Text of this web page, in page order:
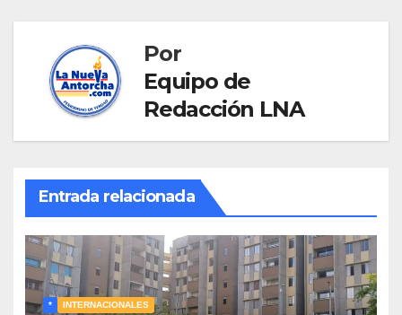
Por
Equipo de
Redacción LNA
Entrada relacionada
* INTERNACIONALES